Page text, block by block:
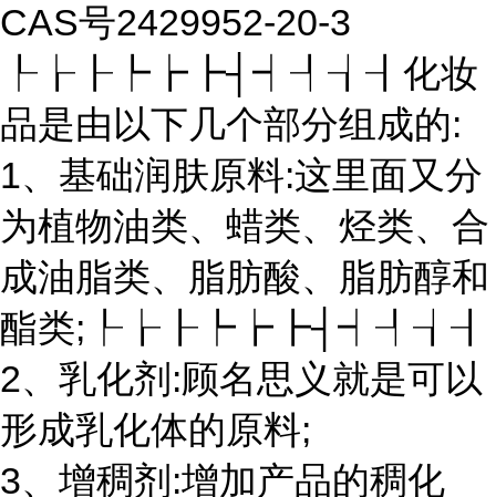
CAS号2429952-20-3
┞┟┠┡┢┣┤┥┦┧┨化妆
品是由以下几个部分组成的:
1、基础润肤原料:这里面又分
为植物油类、蜡类、烃类、合
成油脂类、脂肪酸、脂肪醇和
酯类;┞┟┠┡┢┣┤┥┦┧┨
2、乳化剂:顾名思义就是可以
形成乳化体的原料;
3、增稠剂:增加产品的稠化